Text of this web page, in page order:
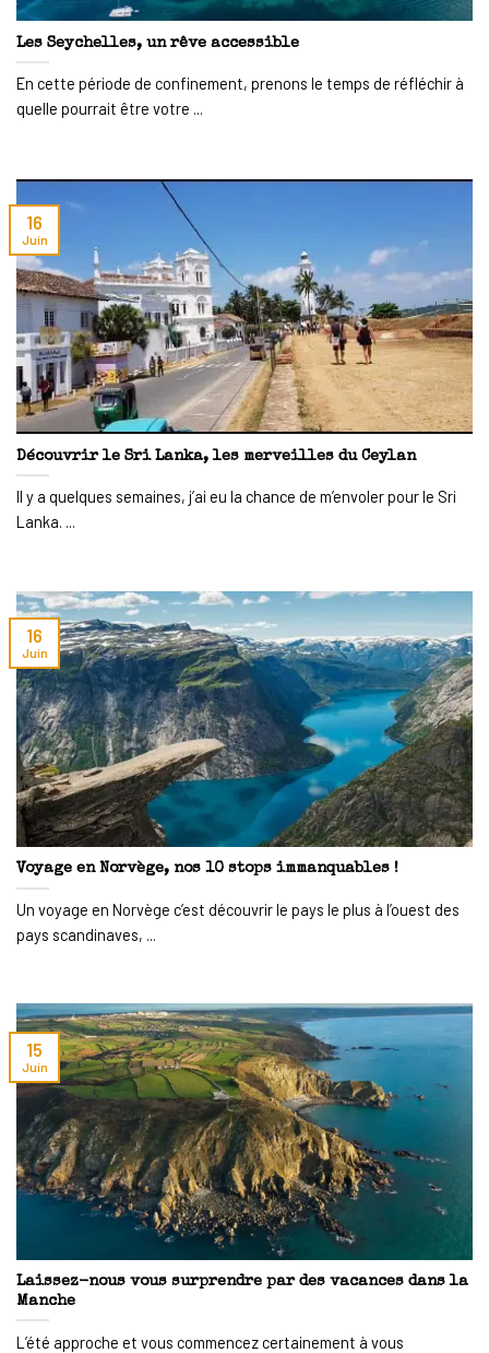
Les Seychelles, un rêve accessible
En cette période de confinement, prenons le temps de réfléchir à
quelle pourrait être votre ...
Découvrir le Sri Lanka, les merveilles du Ceylan
Il y a quelques semaines, j’ai eu la chance de m’envoler pour le Sri
Lanka. ...
16
Juin
Voyage en Norvège, nos 10 stops immanquables !
Un voyage en Norvège c’est découvrir le pays le plus à l’ouest des
pays scandinaves, ...
16
Juin
Laissez-nous vous surprendre par des vacances dans la
Manche
L’été approche et vous commencez certainement à vous
15
Juin